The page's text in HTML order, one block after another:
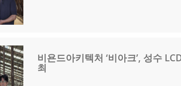
비욘드아키텍처 ‘비아크’, 성수
최